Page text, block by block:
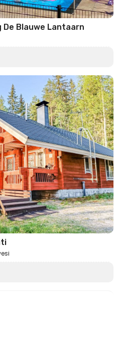
De Blauwe Lantaarn